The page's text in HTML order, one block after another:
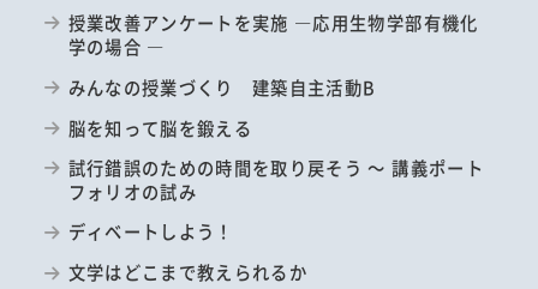
授業改善アンケートを実施 ―応用生物学部有機化
学の場合 ―
みんなの授業づくり 建築自主活動B
脳を知って脳を鍛える
試行錯誤のための時間を取り戻そう ～ 講義ポート
フォリオの試み
ディベートしよう！
文学はどこまで教えられるか